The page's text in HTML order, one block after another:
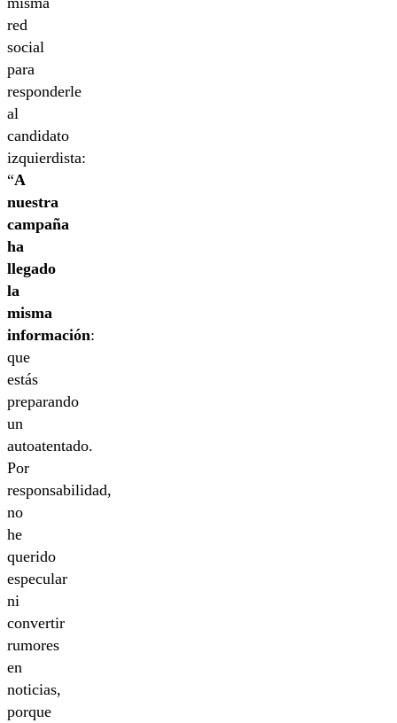
red
social
para
responderle
al
candidato
izquierdista:
“A
nuestra
campaña
ha
llegado
la
misma
información:
que
estás
preparando
un
autoatentado.
Por
responsabilidad,
no
he
querido
especular
ni
convertir
rumores
en
noticias,
porque